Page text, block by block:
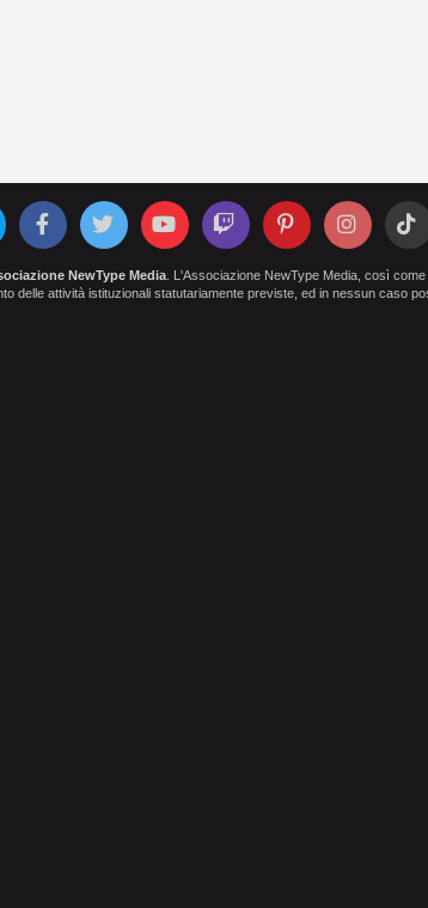
NewType Media. L'Associazione NewType Media, così
delle attività istituzionali statutariamente previste, ed in nessun caso